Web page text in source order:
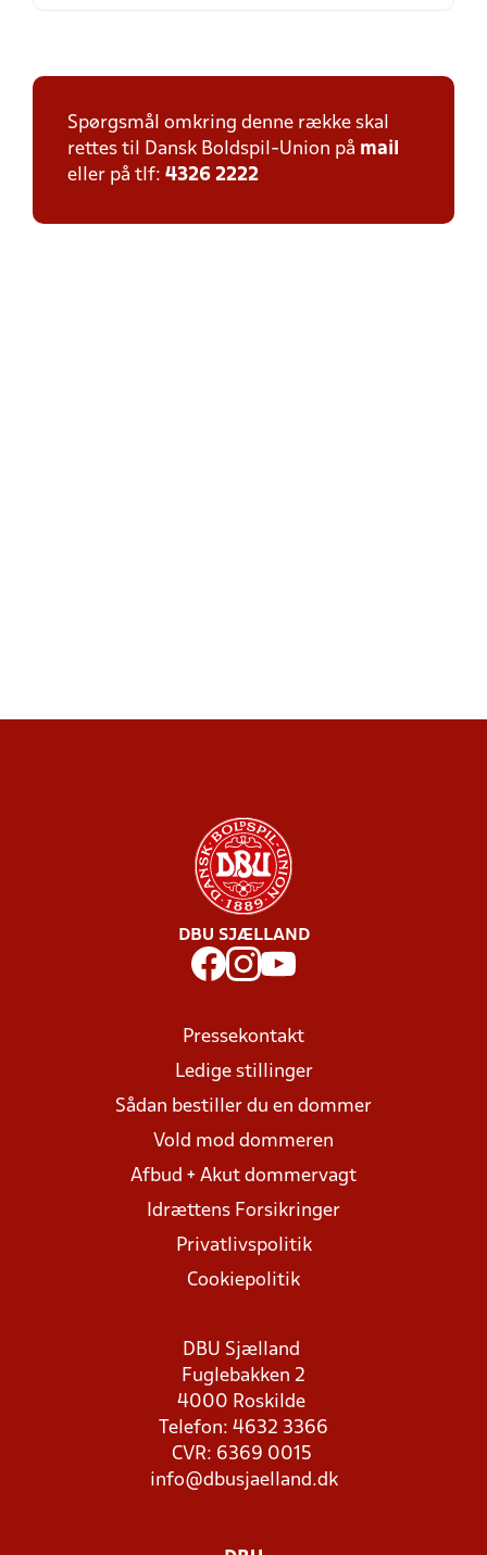
Spørgsmål omkring denne række skal
rettes til Dansk Boldspil-Union på mail
eller på tlf: 4326 2222
DBU SJÆLLAND
Pressekontakt
Ledige stillinger
Sådan bestiller du en dommer
Vold mod dommeren
Afbud + Akut dommervagt
Idrættens Forsikringer
Privatlivspolitik
Cookiepolitik
DBU Sjælland
Fuglebakken 2
4000 Roskilde
Telefon: 4632 3366
CVR: 6369 0015
info@dbusjaelland.dk